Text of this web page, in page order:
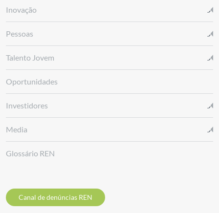
Inovação
Pessoas
Talento Jovem
Oportunidades
Investidores
Media
Glossário REN
Canal de denúncias REN